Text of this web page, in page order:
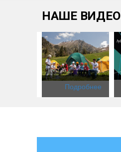
НАШЕ ВИДЕО
Подробнее